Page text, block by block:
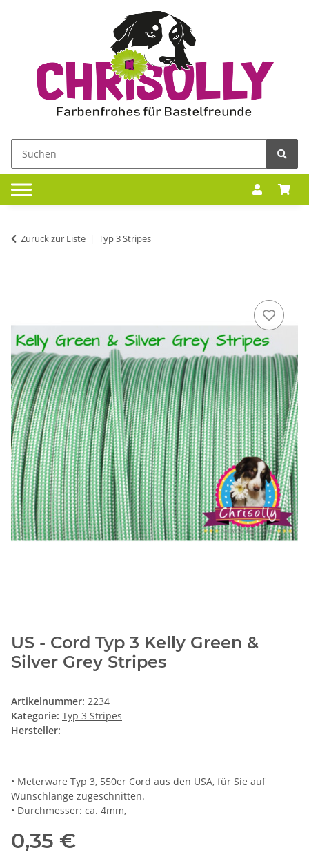
Zurück zur Liste Typ 3 Stripes
US - Cord Typ 3 Kelly Green &
Silver Grey Stripes
Artikelnummer: 2234
Kategorie: Typ 3 Stripes
Hersteller:
• Meterware Typ 3, 550er Cord aus den USA, für Sie auf
Wunschlänge zugeschnitten.
• Durchmesser: ca. 4mm,
0,35 €